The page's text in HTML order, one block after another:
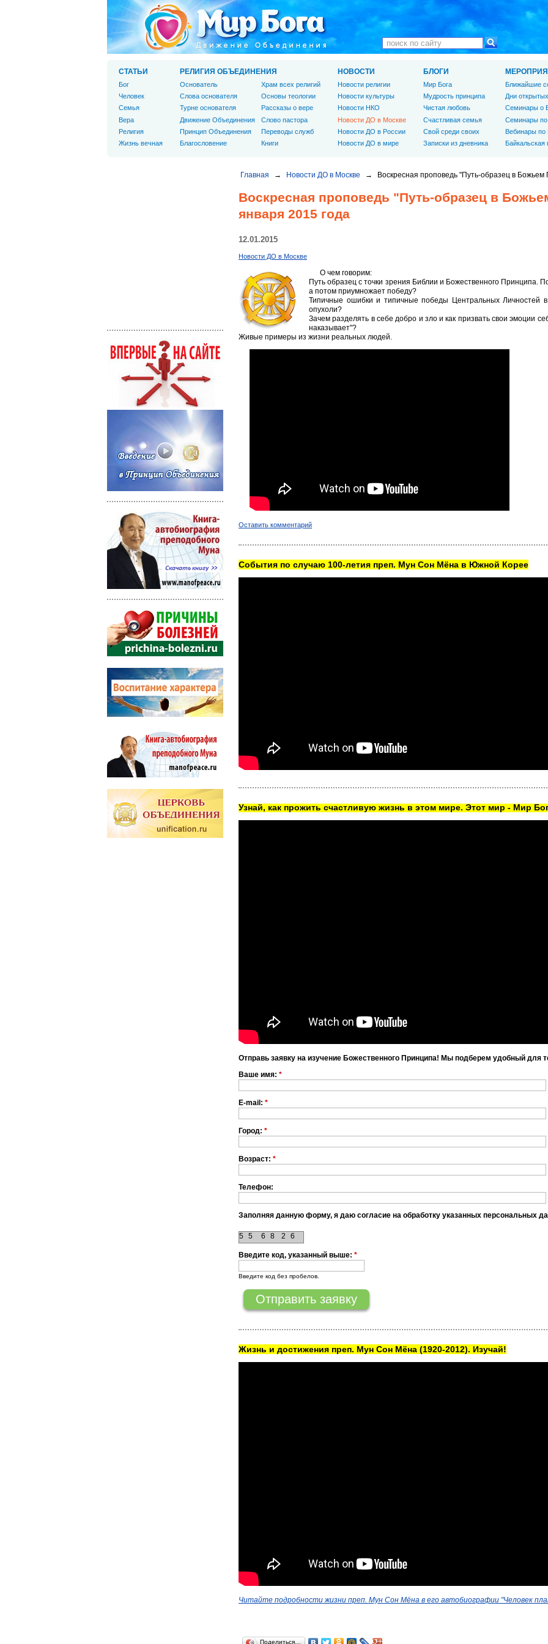
Главная → Новости ДО в Москве → Воскресная проповедь "Путь-образец в
Воскресная проповедь "Путь-образец в
января 2015 года
12.01.2015
Новости ДО в Москве
О чем говорим:
Путь образец с точки зрения Библии и Божественного Принципа.
а потом приумножает победу?
Типичные ошибки и типичные победы Центральных Личностей
опухоли?
Зачем разделять в себе добро и зло и как призвать свои эмоции
наказывает"?
Живые примеры из жизни реальных людей.
Оставить комментарий
Cобытия по случаю 100-летия преп. Мун Сон Мёна в Южной Корее
Узнай, как прожить счастливую жизнь в этом мире. Этот мир - Мир
Отправь заявку на изучение Божественного Принципа! Мы подберем удобный для
Ваше имя: *
E-mail: *
Город: *
Возраст: *
Телефон:
Заполняя данную форму, я даю согласие на обработку указанных персональных
6 8
5 5 2 6
Введите код, указанный выше: *
Введите код без пробелов.
Жизнь и достижения преп. Мун Сон Мёна (1920-2012). Изучай!
Читайте подробности жизни преп. Мун Сон Мёна в его автобиографии "Человек
Поделиться…
СТАТЬИ
Бог
Человек
Cемья
Вера
Религия
Жизнь вечная
РЕЛИГИЯ ОБЪЕДИНЕНИЯ
Основатель
Слова основателя
Турне основателя
Движение Объединения
Принцип Объединения
Благословение
Храм всех религий
Основы теологии
Рассказы о вере
Слово пастора
Переводы служб
Книги
НОВОСТИ
Новости религии
Новости культуры
Новости НКО
Новости ДО в Москве
Новости ДО в России
Новости ДО в мире
БЛОГИ
Мир Бога
Мудрость принципа
Чистая любовь
Счастливая семья
Свой среди своих
Записки из дневника
Ближайшие
Дни
Семинары о
Семинары
Вебинары по
Байкальская